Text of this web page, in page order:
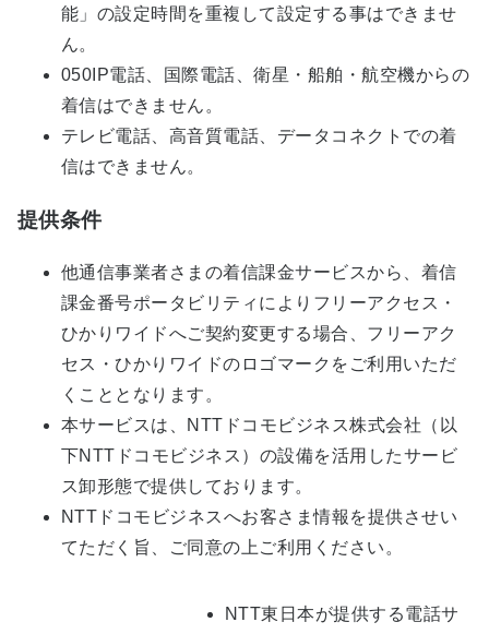
能」の設定時間を重複して設定する事はできませ
ん。
050IP電話、国際電話、衛星・船舶・航空機からの
着信はできません。
テレビ電話、高音質電話、データコネクトでの着
信はできません。
提供条件
他通信事業者さまの着信課金サービスから、着信
課金番号ポータビリティによりフリーアクセス・
ひかりワイドへご契約変更する場合、フリーアク
セス・ひかりワイドのロゴマークをご利用いただ
くこととなります。
本サービスは、NTTドコモビジネス株式会社（以
下NTTドコモビジネス）の設備を活用したサービ
ス卸形態で提供しております。
NTTドコモビジネスへお客さま情報を提供させい
てただく旨、ご同意の上ご利用ください。
NTT東日本が提供する電話サ